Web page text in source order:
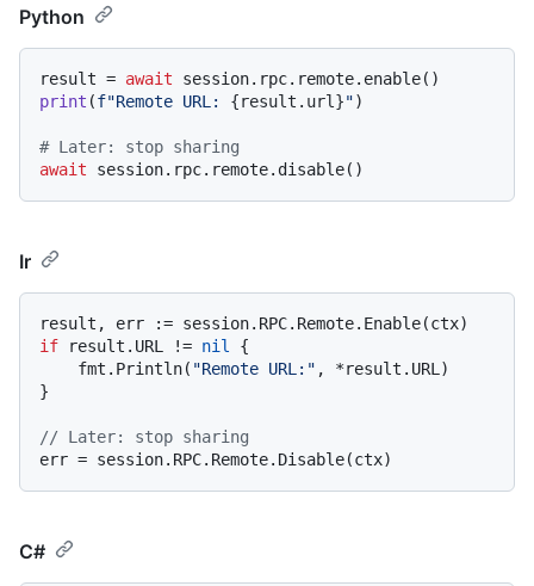
Python
result = await
print (f"Remote URL: {result.url}")
# Later: stop sharing
await
Ir
if result.URL != nil {
    fmt.Println(
"Remote URL:" , *result.URL)
}
// Later: stop sharing
C#